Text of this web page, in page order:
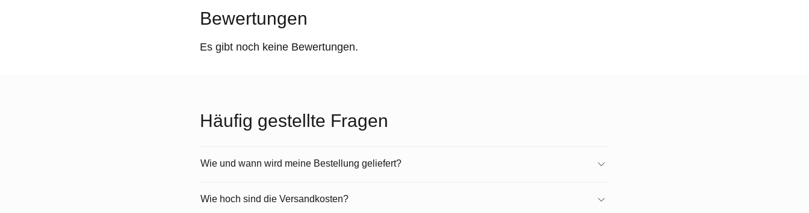
Bewertungen
Es gibt noch keine Bewertungen.
Häufig gestellte Fragen
Wie und wann wird meine Bestellung geliefert?
Wie hoch sind die Versandkosten?